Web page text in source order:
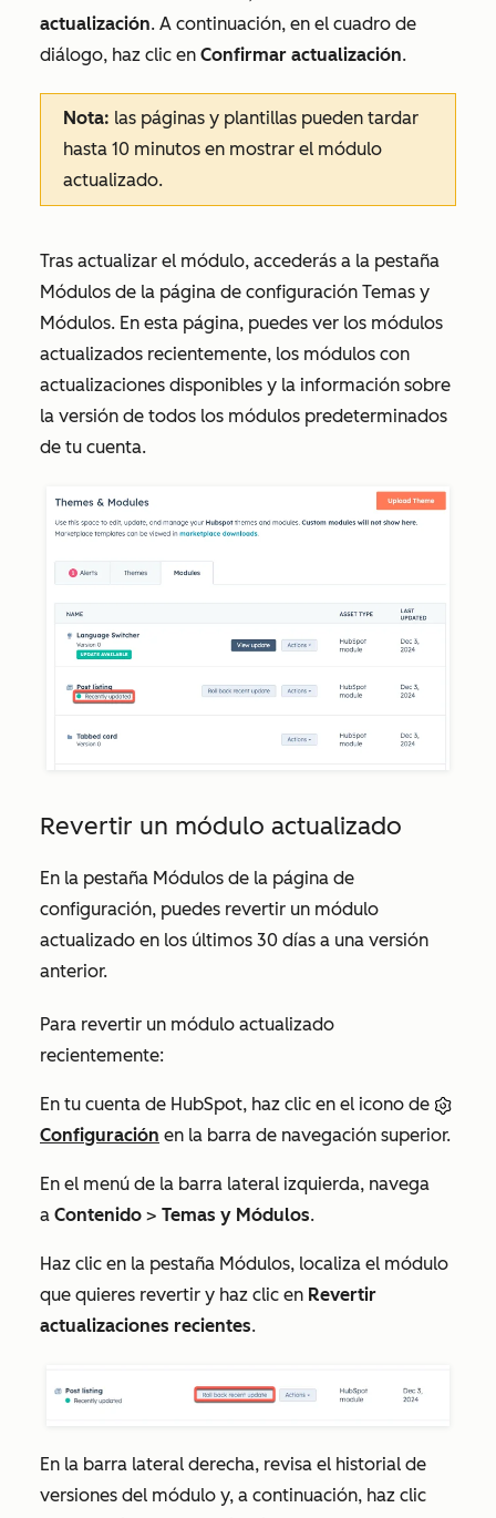
actualización. A continuación, en el cuadro de
diálogo, haz clic en Confirmar actualización.
Nota: las páginas y plantillas pueden tardar
hasta 10 minutos en mostrar el módulo
actualizado.
Tras actualizar el módulo, accederás a la pestaña
Módulos de la página de configuración Temas y
Módulos. En esta página, puedes ver los módulos
actualizados recientemente, los módulos con
actualizaciones disponibles y la información sobre
la versión de todos los módulos predeterminados
de tu cuenta.
Revertir un módulo actualizado
En la pestaña Módulos de la página de
configuración, puedes revertir un módulo
actualizado en los últimos 30 días a una versión
anterior.
Para revertir un módulo actualizado
recientemente:
En tu cuenta de HubSpot, haz clic en el icono de
Configuración en la barra de navegación superior.
En el menú de la barra lateral izquierda, navega
a Contenido > Temas y Módulos.
Haz clic en la pestaña Módulos, localiza el módulo
que quieres revertir y haz clic en Revertir
actualizaciones recientes.
En la barra lateral derecha, revisa el historial de
versiones del módulo y, a continuación, haz clic